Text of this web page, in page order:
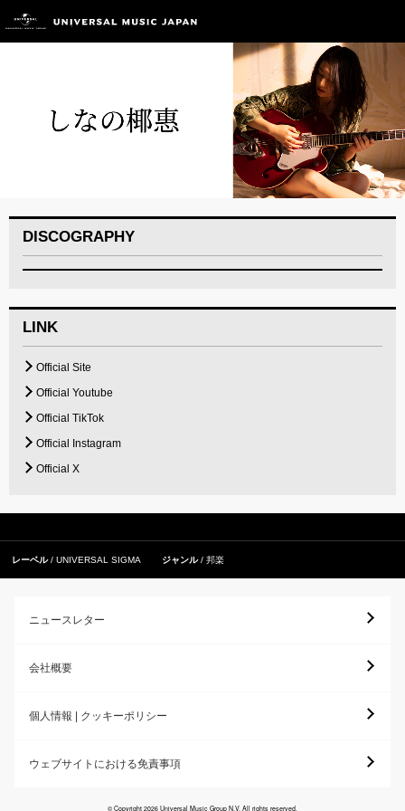
DISCOGRAPHY
LINK
Official Site
Official Youtube
Official TikTok
Official Instagram
Official X
レーベル UNIVERSAL SIGMA ジャンル 邦楽
ニュースレター
会社概要
個人情報 | クッキーポリシー
ウェブサイトにおける免責事項
© Copyright 2026 Universal Music Group N.V. All rights reserved.